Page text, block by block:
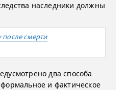
наследники должны
после смерти
два способа
и фактическое